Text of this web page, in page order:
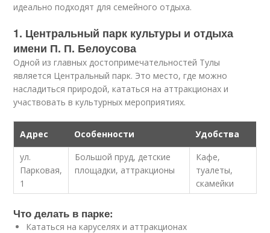
идеально подходят для семейного отдыха.
1. Центральный парк культуры и отдыха
имени П. П. Белоусова
Одной из главных достопримечательностей Тулы
является Центральный парк. Это место, где можно
насладиться природой, кататься на аттракционах и
участвовать в культурных мероприятиях.
Адрес Особенности
Удобства
ул.
Парковая,
1
Большой пруд, детские
площадки, аттракционы
Кафе,
туалеты,
скамейки
Что делать в парке:
Кататься на каруселях и аттракционах